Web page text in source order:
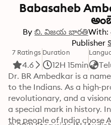
Babasaheb
By బి. విజయ భారతిWith:
Publisher
7 Ratings
4.6
Duration
12H 15min
Dr. BR Ambedkar is a
to the Indians. As a high-
revolutionary, and a
a special mark in history.
the people of India chose